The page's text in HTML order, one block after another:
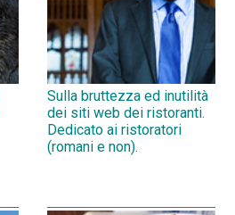
Sulla bruttezza ed inutilità
dei siti web dei ristoranti.
Dedicato ai ristoratori
(romani e non).